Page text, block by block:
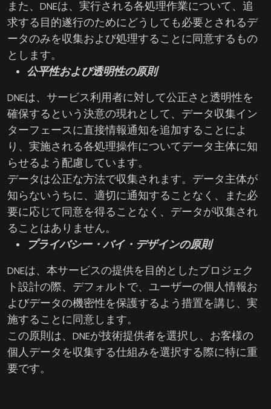
また、DNEは、実行される各処理作業について、追
求する目的遂行のためにどうしても必要とされるデ
ータのみを収集および処理することに同意するもの
とします。
公平性および透明性の原則
DNEは、サービス利用者に対して公正さと透明性を
確保するという決意の現れとして、データ収集イン
ターフェースに直接情報通知を追加することによ
り、実施される各処理操作についてデータ主体に知
らせるよう配慮しています。
データは公正な方法で収集されます。データ主体が
知らないうちに、適切に通知することなく、また必
要に応じて同意を得ることなく、データが収集され
ることはありません。
プライバシー・バイ・デザインの原則
DNEは、本サービスの提供を目的としたプロジェク
ト設計の際、デフォルトで、ユーザーの個人情報お
よびデータの機密性を保護するよう措置を講じ、実
施することに同意します。
この原則は、DNEが技術提供者を選択し、お客様の
個人データを収集する仕組みを選択する際に特に重
要です。